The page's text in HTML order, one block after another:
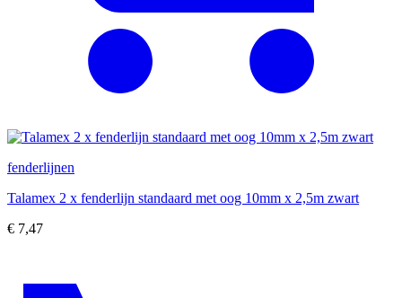
fenderlijnen
Talamex 2 x fenderlijn standaard met oog 10mm x 2,5m zwart
€ 7,47